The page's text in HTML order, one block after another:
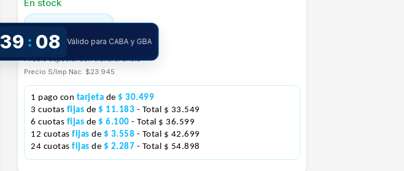
En stock
$ 28.974
Precio especial con transferencia
Precio S/Imp.Nac. $23.945
1 pago con tarjeta de $ 30.499
3 cuotas fijas de $ 11.183 - Total $ 33.549
6 cuotas fijas de $ 6.100 - Total $ 36.599
12 cuotas fijas de $ 3.558 - Total $ 42.699
24 cuotas fijas de $ 2.287 - Total $ 54.898
39 : 07 Válido para CABA y GBA